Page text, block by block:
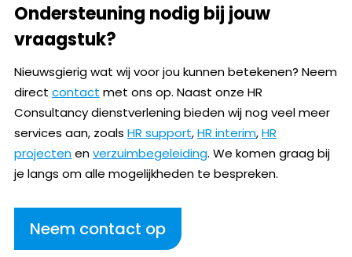
Ondersteuning nodig bij jouw
vraagstuk?
Nieuwsgierig wat wij voor jou kunnen betekenen? Neem
direct contact met ons op. Naast onze HR
Consultancy dienstverlening bieden wij nog veel meer
services aan, zoals HR support,HR interim,HR
projectenenverzuimbegeleiding. We komen graag bij
je langs om alle mogelijkheden te bespreken.
Neem contact op